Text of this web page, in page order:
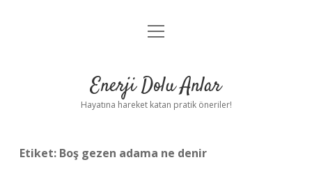
Anasayfa
Yasal Uyarı
menüyü
Enerji Dolu Anlar
Hayatına hareket katan pratik öneriler!
Etiket: Boş gezen adama ne denir